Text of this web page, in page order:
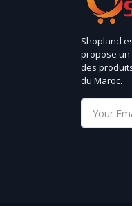
Shopland
propose un
des
du Maroc.